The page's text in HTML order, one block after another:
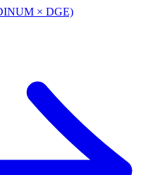
× DGE)